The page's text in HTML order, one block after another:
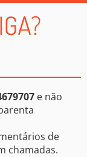
e não
de
chamadas.